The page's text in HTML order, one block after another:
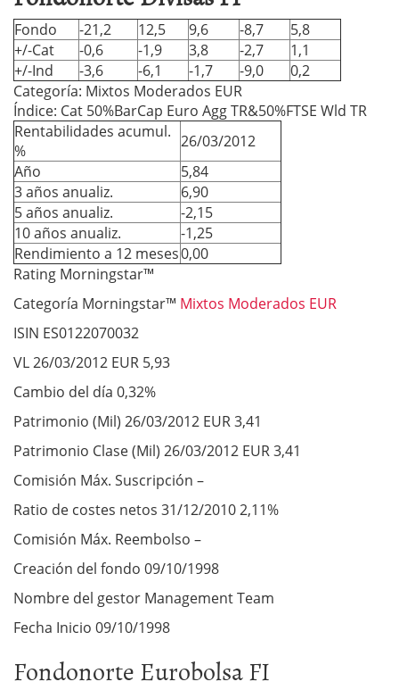
Fondo -21,2 12,5 9,6 -8,7
5,8
+/-Cat
-0,6 -1,9 3,8 -2,7
1,1
+/-Ind
-3,6 -6,1 -1,7 -9,0
0,2
Categoría: Mixtos Moderados EUR
Índice: Cat 50%BarCap Euro Agg TR&50%FTSE Wld TR
Rentabilidades acumul.
%
26/03/2012
Año
5,84
3 años anualiz.
6,90
5 años anualiz.
-2,15
10 años anualiz.
-1,25
Rendimiento a 12 meses0,00
Rating Morningstar™
Categoría Morningstar™ Mixtos Moderados EUR
ISIN ES0122070032
VL 26/03/2012 EUR 5,93
Cambio del día 0,32%
Patrimonio (Mil) 26/03/2012 EUR 3,41
Patrimonio Clase (Mil) 26/03/2012 EUR 3,41
Comisión Máx. Suscripción –
Ratio de costes netos 31/12/2010 2,11%
Comisión Máx. Reembolso –
Creación del fondo 09/10/1998
Nombre del gestor Management Team
Fecha Inicio 09/10/1998
Fondonorte Eurobolsa FI